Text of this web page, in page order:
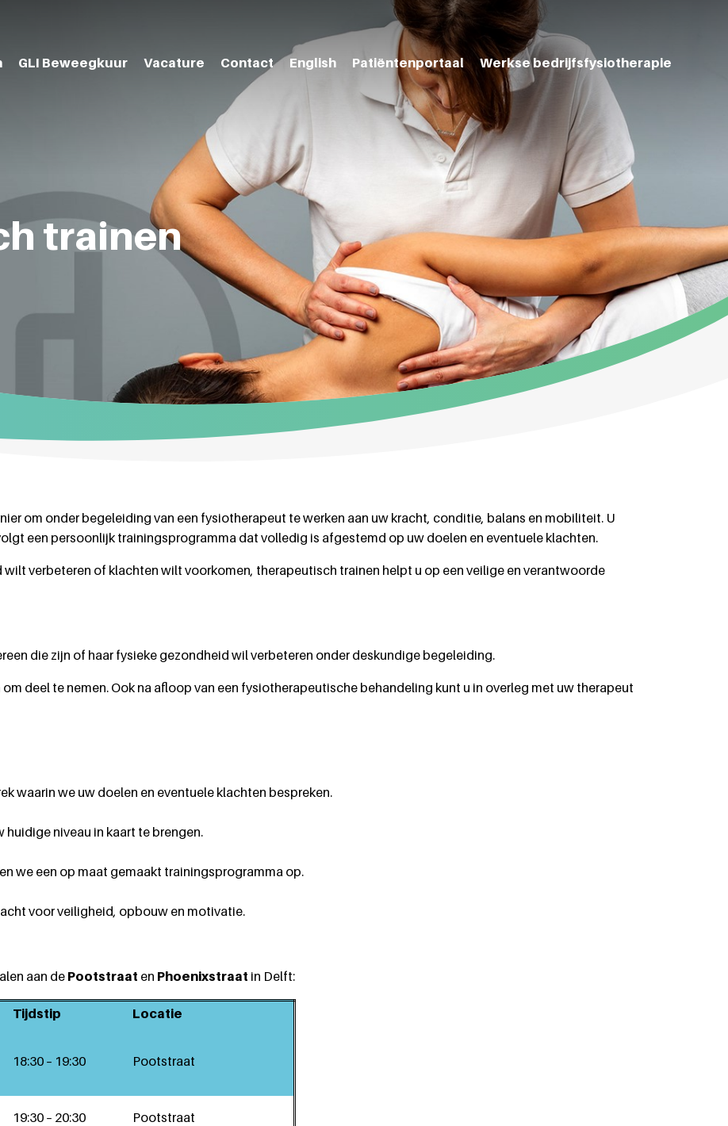
GLI Beweegkuur Vacature Contact English Patiëntenportaal
Werkse bedrijfsfysiotherapie
trainen
om onder begeleiding van een fysiotherapeut te werken aan uw kracht, conditie, balans en mobiliteit. U
een persoonlijk trainingsprogramma dat volledig is afgestemd op uw doelen en eventuele klachten.
wilt verbeteren of klachten wilt voorkomen, therapeutisch trainen helpt u op een veilige en verantwoorde
die zijn of haar fysieke gezondheid wil verbeteren onder deskundige begeleiding.
deel te nemen. Ook na afloop van een fysiotherapeutische behandeling kunt u in overleg met uw therapeut
waarin we uw doelen en eventuele klachten bespreken.
niveau in kaart te brengen.
we een op maat gemaakt trainingsprogramma op.
voor veiligheid, opbouw en motivatie.
aan de Pootstraat en Phoenixstraat in Delft:
Tijdstip Locatie
18:30 – 19:30 Pootstraat
19:30 – 20:30 Pootstraat